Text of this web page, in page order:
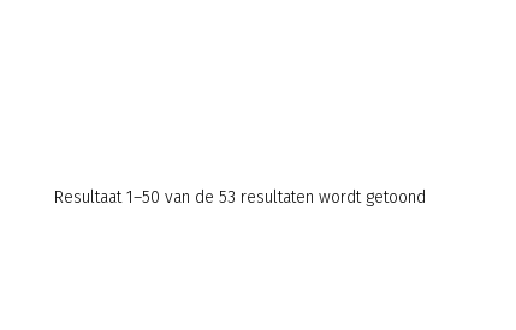
Resultaat 1–50 van de 53 resultaten wordt getoond